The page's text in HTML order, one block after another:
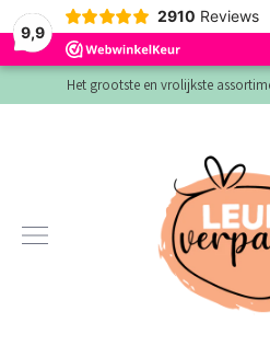
9,9
2910 Reviews
Verder
naar
Het grootste en vrolijkste